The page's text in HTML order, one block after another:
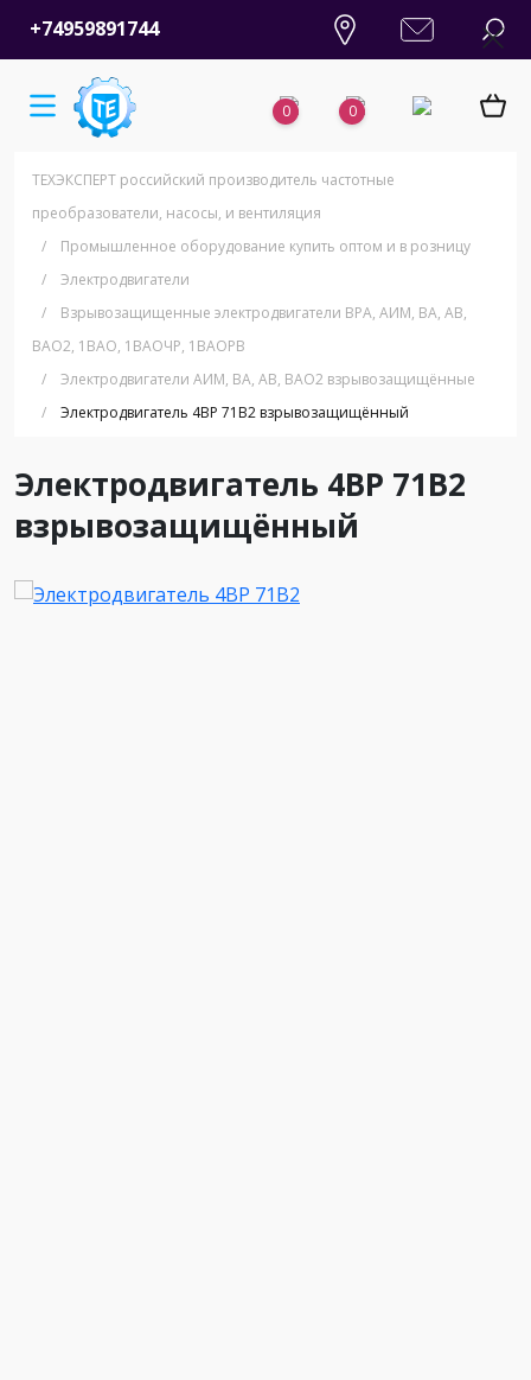
+74959891744
0 0
ТЕХЭКСПЕРТ российский производитель частотные
преобразователи, насосы, и вентиляция
/
Промышленное оборудование купить оптом и в розницу
/
Электродвигатели
/
Взрывозащищенные электродвигатели ВРА, АИМ, ВА, АВ,
ВАO2, 1ВАО, 1ВАОЧР, 1ВАОРВ
/
Электродвигатели АИМ, ВА, АВ, ВАО2 взрывозащищённые
/
Электродвигатель 4ВР 71В2 взрывозащищённый
Электродвигатель 4ВР 71В2
взрывозащищённый